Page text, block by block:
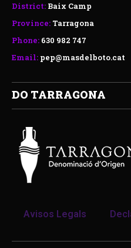
District: Baix Camp
Province: Tarragona
Phone: 630 982 747
Email: pep@masdelboto.cat
DO TARRAGONA
Avisos Legals